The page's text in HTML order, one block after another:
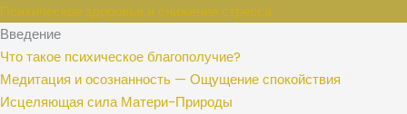
Психическое здоровье и снижение стресса
Введение
Что такое психическое благополучие?
Медитация и осознанность — Ощущение спокойствия
Исцеляющая сила Матери-Природы